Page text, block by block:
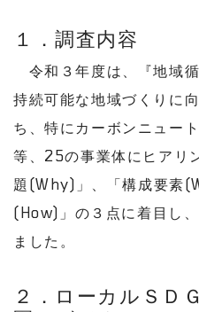
１．調査内容
令和３年度は、『地域
持続可能な地域づくりに
ち、特にカーボンニュー
等、25の事業体にヒアリ
題(Why)」、「構成要素
(How)」の３点に着目し
ました。
２． ローカルＳＤ